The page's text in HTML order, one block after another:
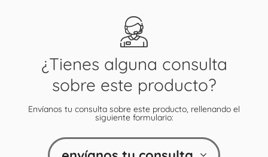
¿Tienes alguna consulta
sobre este producto?
Envíanos tu consulta sobre este producto, rellenando el
siguiente formulario: